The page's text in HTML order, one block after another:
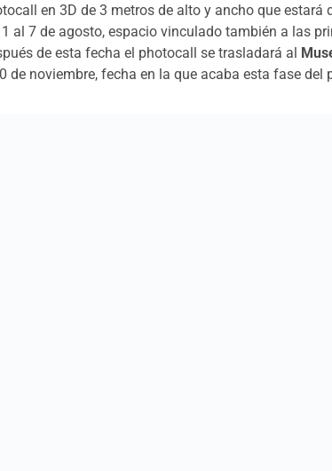
en 3D de 3 metros de alto y ancho que estará
al 7 de agosto, espacio vinculado también a las
de esta fecha el photocall se trasladará al
de noviembre, fecha en la que acaba esta fase del